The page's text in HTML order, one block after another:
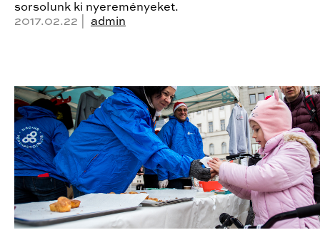
sorsolunk ki nyereményeket.
2017.02.22 | admin